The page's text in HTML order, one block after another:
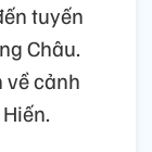
tuyến
Châu.
về cảnh